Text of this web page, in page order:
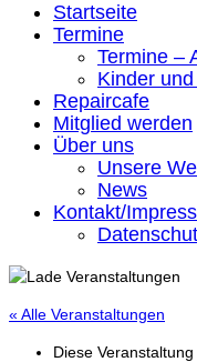
Startseite
Termine
Termine –
Kinder
Repaircafe
Mitglied werden
Über uns
Unsere
News
Kontakt/
« Alle Veranstaltungen
Diese